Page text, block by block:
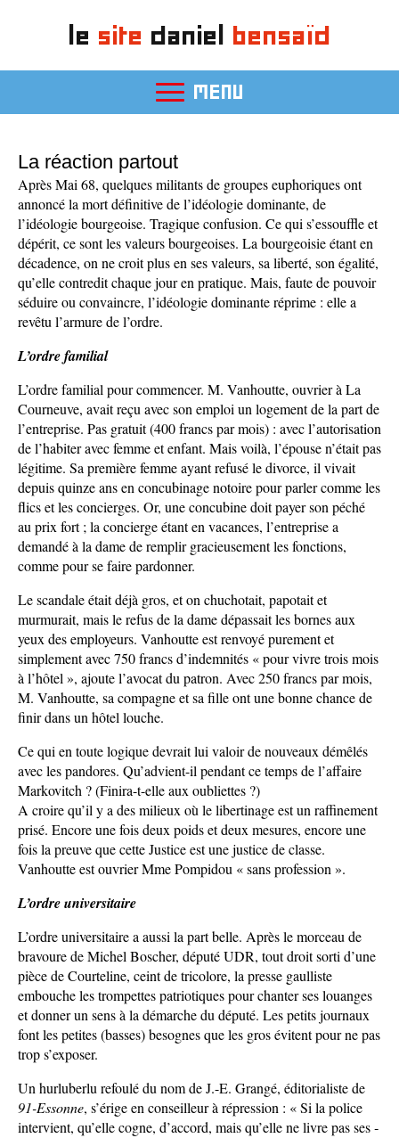
le site daniel bensaïd
MENU
La réaction partout
Après Mai 68, quelques militants de groupes euphoriques ont
annoncé la mort définitive de l’idéologie dominante, de
l’idéologie bourgeoise. Tragique confusion. Ce qui s’essouffle et
dépérit, ce sont les valeurs bourgeoises. La bourgeoisie étant en
décadence, on ne croit plus en ses valeurs, sa liberté, son égalité,
qu’elle contredit chaque jour en pratique. Mais, faute de pouvoir
séduire ou convaincre, l’idéologie dominante réprime : elle a
revêtu l’armure de l’ordre.
L’ordre familial
L’ordre familial pour commencer. M. Vanhoutte, ouvrier à La
Courneuve, avait reçu avec son emploi un logement de la part de
l’entreprise. Pas gratuit (400 francs par mois) : avec l’autorisation
de l’habiter avec femme et enfant. Mais voilà, l’épouse n’était pas
légitime. Sa première femme ayant refusé le divorce, il vivait
depuis quinze ans en concubinage notoire pour parler comme les
flics et les concierges. Or, une concubine doit payer son péché
au prix fort ; la concierge étant en vacances, l’entreprise a
demandé à la dame de remplir gracieusement les fonctions,
comme pour se faire pardonner.
Le scandale était déjà gros, et on chuchotait, papotait et
murmurait, mais le refus de la dame dépassait les bornes aux
yeux des employeurs. Vanhoutte est renvoyé purement et
simplement avec 750 francs d’indemnités « pour vivre trois mois
à l’hôtel », ajoute l’avocat du patron. Avec 250 francs par mois,
M. Vanhoutte, sa compagne et sa fille ont une bonne chance de
finir dans un hôtel louche.
Ce qui en toute logique devrait lui valoir de nouveaux démêlés
avec les pandores. Qu’advient-il pendant ce temps de l’affaire
Markovitch ? (Finira-t-elle aux oubliettes ?)
A croire qu’il y a des milieux où le libertinage est un raffinement
prisé. Encore une fois deux poids et deux mesures, encore une
fois la preuve que cette Justice est une justice de classe.
Vanhoutte est ouvrier Mme Pompidou « sans profession ».
L’ordre universitaire
L’ordre universitaire a aussi la part belle. Après le morceau de
bravoure de Michel Boscher, député UDR, tout droit sorti d’une
pièce de Courteline, ceint de tricolore, la presse gaulliste
embouche les trompettes patriotiques pour chanter ses louanges
et donner un sens à la démarche du député. Les petits journaux
font les petites (basses) besognes que les gros évitent pour ne pas
trop s’exposer.
Un hurluberlu refoulé du nom de J.-E. Grangé, éditorialiste de
91-Essonne, s’érige en conseilleur à répression : « Si la police
intervient, qu’elle cogne, d’accord, mais qu’elle ne livre pas ses ­